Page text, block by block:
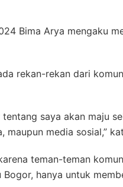
Bima Arya mengaku
rekan-rekan dari
saya akan maju
media sosial,”
teman-teman
hanya untuk